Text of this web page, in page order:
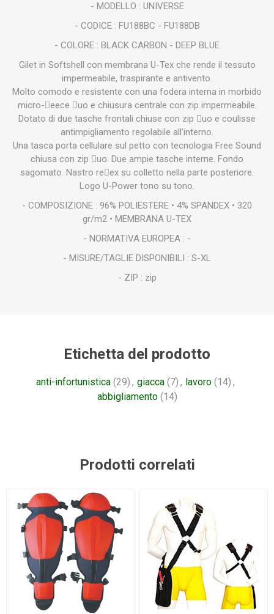
- MODELLO : UNIVERSE
- CODICE : FU188BC - FU188DB
- COLORE : BLACK CARBON - DEEP BLUE
Gilet in Softshell con membrana U-Tex che rende il tessuto
impermeabile, traspirante e antivento.
Molto comodo e resistente con una fodera interna in morbido
micro-eece uo e chiusura centrale con zip impermeabile.
Dotato di due tasche frontali chiuse con zip uo e coulisse
antimpigliamento regolabile all’interno.
Una tasca porta cellulare sul petto con tecnologia Free Sound
chiusa con zip uo. Due ampie tasche interne. Fondo
sagomato. Nastro reex su colletto nella parte posteriore.
Logo U-Power tono su tono.
- COMPOSIZIONE : 96% POLIESTERE • 4% SPANDEX • 320
gr/m2 • MEMBRANA U-TEX
- NORMATIVA EUROPEA : -
- MISURE/TAGLIE DISPONIBILI : S-XL
- ZIP : zip
Etichetta del prodotto
anti-infortunistica (29) , giacca (7) , lavoro (14) ,
abbigliamento (14)
Prodotti correlati